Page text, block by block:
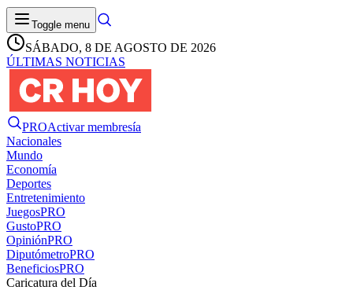
Toggle menu
SÁBADO, 8 DE AGOSTO DE 2026
ÚLTIMAS NOTICIAS
PROActivar membresía
Nacionales
Mundo
Economía
Deportes
Entretenimiento
JuegosPRO
GustoPRO
OpiniónPRO
DiputómetroPRO
BeneficiosPRO
Caricatura del Día